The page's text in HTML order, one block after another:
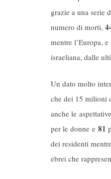
grazie a una serie
numero di morti,
mentre l’Europa,
israeliana, dalle
Un dato molto
che dei 15 milioni
anche le
per le donne e 81
dei residenti
ebrei che